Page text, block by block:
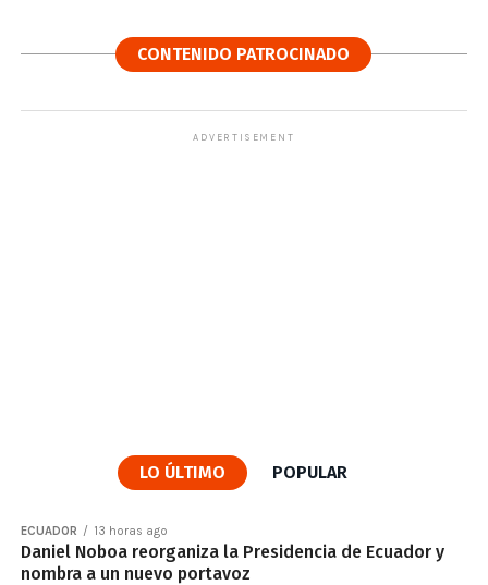
CONTENIDO PATROCINADO
ADVERTISEMENT
LO ÚLTIMO POPULAR
ECUADOR 13 horas ago
Daniel Noboa reorganiza la Presidencia de Ecuador y
nombra a un nuevo portavoz